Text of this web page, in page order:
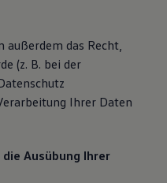
außerdem das Recht,
(z. B. bei der
Ihrer Daten
Ausübung Ihrer